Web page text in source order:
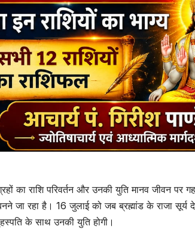
का राशि परिवर्तन और उनकी युति मानव जीवन
जा रहा है। 16 जुलाई को जब ब्रह्मांड के राजा
के साथ उनकी युति होगी।